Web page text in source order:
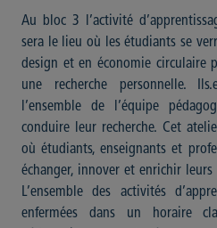
Au bloc 3 l’activité
sera le lieu où les étudiants se
design et en économie circulaire
une recherche personnelle.
l’ensemble de l’équipe
conduire leur recherche. Cet
où étudiants, enseignants et
échanger, innover et enrichir
L’ensemble des activités
enfermées dans un horaire